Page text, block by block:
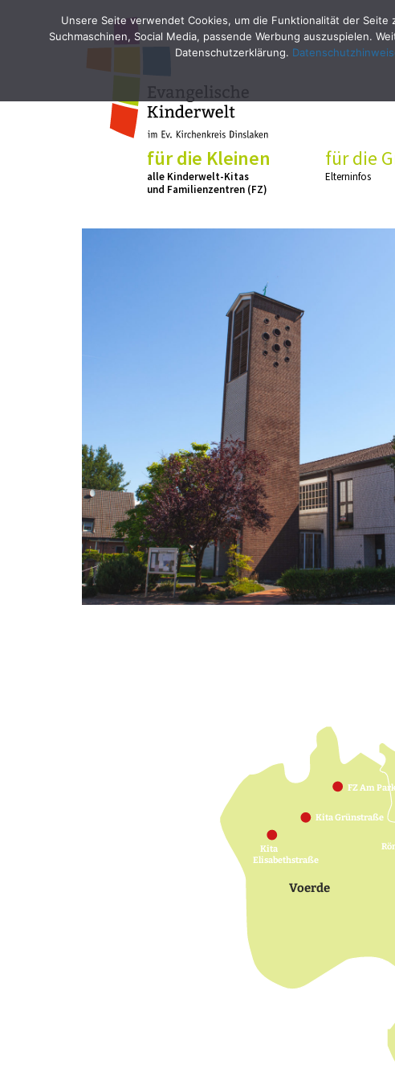
für die Kleinen
alle Kinderwelt-Kitas
und Familienzentren (FZ)
für die
Elterninfos
Voerde
Kita
Elisabethstraße
FZ Am
Kita Grünstraße
Unsere Seite verwendet Cookies, um die Funktionalität der
Suchmaschinen, Social Media, passende Werbung auszuspielen.
Datenschutzerklärung.